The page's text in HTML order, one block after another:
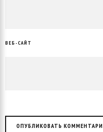
ВЕБ-САЙТ